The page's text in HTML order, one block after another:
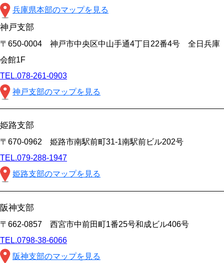
兵庫県本部のマップを見る
神戸支部
〒650-0004 神戸市中央区中山手通4丁目22番4号 全日兵庫
会館1F
TEL.078-261-0903
神戸支部のマップを見る
姫路支部
〒670-0962 姫路市南駅前町31-1南駅前ビル202号
TEL.079-288-1947
姫路支部のマップを見る
阪神支部
〒662-0857 西宮市中前田町1番25号和成ビル406号
TEL.0798-38-6066
阪神支部のマップを見る